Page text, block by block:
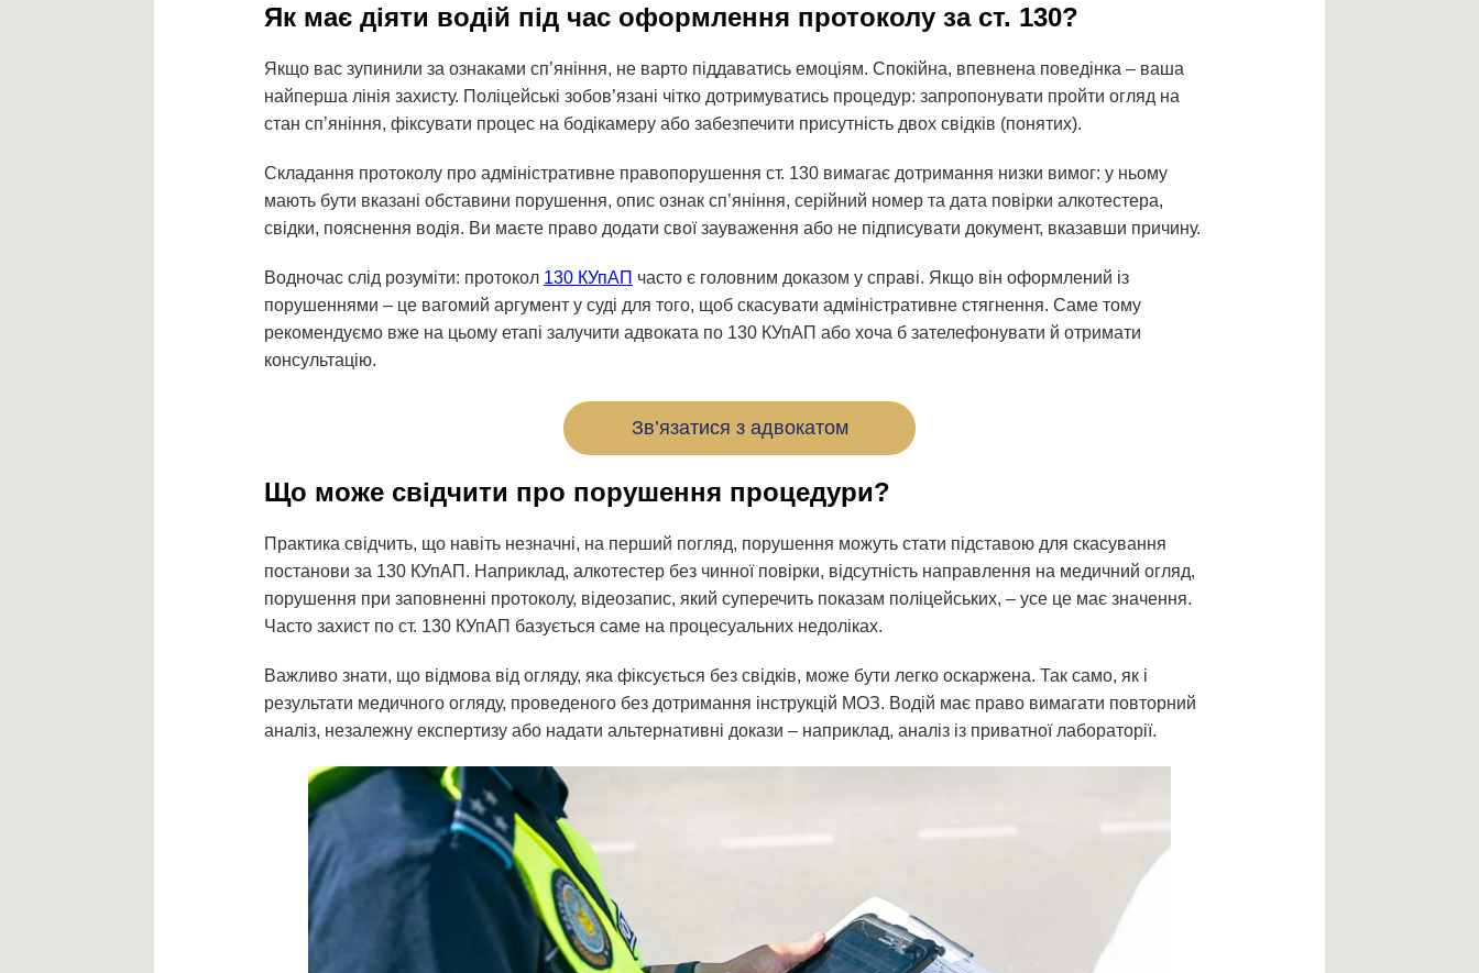
Як має діяти водій під час оформлення протоколу за ст. 130?
Якщо вас зупинили за ознаками сп’яніння, не варто піддаватись емоціям. Спокійна, впевнена поведінка – ваша
найперша лінія захисту. Поліцейські зобов’язані чітко дотримуватись процедур: запропонувати пройти огляд на
стан сп’яніння, фіксувати процес на бодікамеру або забезпечити присутність двох свідків (понятих).
Складання протоколу про адміністративне правопорушення ст. 130 вимагає дотримання низки вимог: у ньому
мають бути вказані обставини порушення, опис ознак сп’яніння, серійний номер та дата повірки алкотестера,
свідки, пояснення водія. Ви маєте право додати свої зауваження або не підписувати документ, вказавши причину.
Водночас слід розуміти: протокол 130 КУпАП часто є головним доказом у справі. Якщо він оформлений із
порушеннями – це вагомий аргумент у суді для того, щоб скасувати адміністративне стягнення. Саме тому
рекомендуємо вже на цьому етапі залучити адвоката по 130 КУпАП або хоча б зателефонувати й отримати
консультацію.
Зв’язатися з адвокатом
Що може свідчити про порушення процедури?
Практика свідчить, що навіть незначні, на перший погляд, порушення можуть стати підставою для скасування
постанови за 130 КУпАП. Наприклад, алкотестер без чинної повірки, відсутність направлення на медичний огляд,
порушення при заповненні протоколу, відеозапис, який суперечить показам поліцейських, – усе це має значення.
Часто захист по ст. 130 КУпАП базується саме на процесуальних недоліках.
Важливо знати, що відмова від огляду, яка фіксується без свідків, може бути легко оскаржена. Так само, як і
результати медичного огляду, проведеного без дотримання інструкцій МОЗ. Водій має право вимагати повторний
аналіз, незалежну експертизу або надати альтернативні докази – наприклад, аналіз із приватної лабораторії.